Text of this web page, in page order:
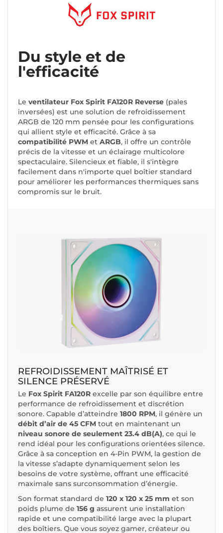
Du style et de
l'efficacité
Le ventilateur Fox Spirit FA120R Reverse (pales
inversées) est une solution de refroidissement
ARGB de 120 mm pensée pour les configurations
qui allient style et efficacité. Grâce à sa
compatibilité PWM et ARGB, il offre un contrôle
précis de la vitesse et un éclairage multicolore
spectaculaire. Silencieux et fiable, il s'intègre
facilement dans n'importe quel boîtier standard
pour améliorer les performances thermiques sans
compromis sur le bruit.
REFROIDISSEMENT MAÎTRISÉ ET
SILENCE PRÉSERVÉ
Le Fox Spirit FA120R excelle par son équilibre entre
performance de refroidissement et discrétion
sonore. Capable d’atteindre 1800 RPM, il génère un
débit d’air de 45 CFM tout en maintenant un
niveau sonore de seulement 23.4 dB(A), ce qui le
rend idéal pour les configurations orientées silence.
Grâce à sa conception en 4-Pin PWM, la gestion de
la vitesse s’adapte dynamiquement selon les
besoins de votre système, offrant une efficacité
maximale sans surconsommation d’énergie.
Son format standard de 120 x 120 x 25 mm et son
poids plume de 156 g assurent une installation
rapide et une compatibilité large avec la plupart
des boîtiers. Que vous soyez gamer, créateur ou